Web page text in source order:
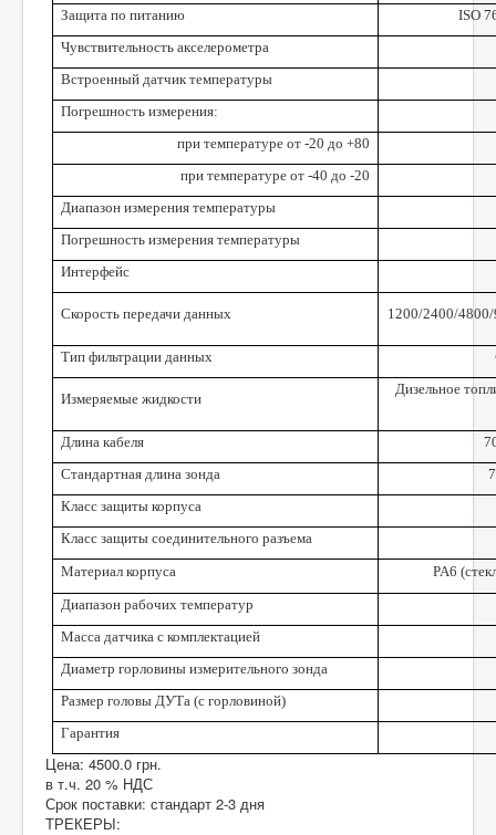
Защита по питанию
ISO
Чувствительность акселерометра
Встроенный датчик температуры
Погрешность измерения:
при температуре от -20 до +80
при температуре от -40 до -20
Диапазон измерения температуры
Погрешность измерения температуры
Интерфейс
Скорость передачи данных 1200/2400/
Тип фильтрации данных
Измеряемые жидкости
Дизельное
Длина кабеля
Стандартная длина зонда
Класс защиты корпуса
Класс защиты соединительного разъема
Материал корпуса
PA6
Диапазон рабочих температур
Масса датчика с комплектацией
Диаметр горловины измерительного зонда
Размер головы ДУТа (с горловиной)
Гарантия
Цена: 4500.0 грн.
в т.ч. 20 % НДС
Срок поставки: стандарт 2-3 дня
ТРЕКЕРЫ: